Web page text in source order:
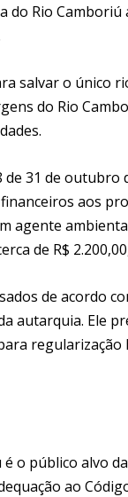
do Rio
salvar o único
do Rio
de 31 de
aos
agente
de R$
de acordo
autarquia. Ele
regularização
o público alvo
ao